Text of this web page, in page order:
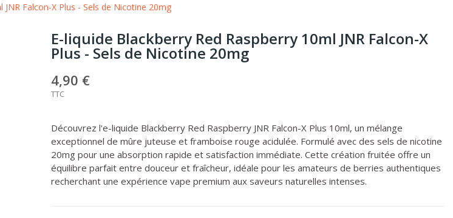
Falcon-X Plus - Sels de Nicotine 20mg
E-liquide Blackberry Red Raspberry 10ml JNR Falcon-X
Plus - Sels de Nicotine 20mg
4,90 €
TTC
Découvrez l'e-liquide Blackberry Red Raspberry JNR Falcon-X Plus 10ml, un mélange
exceptionnel de mûre juteuse et framboise rouge acidulée. Formulé avec des sels de nicotine
20mg pour une absorption rapide et satisfaction immédiate. Cette création fruitée offre un
équilibre parfait entre douceur et fraîcheur, idéale pour les amateurs de berries authentiques
recherchant une expérience vape premium aux saveurs naturelles intenses.